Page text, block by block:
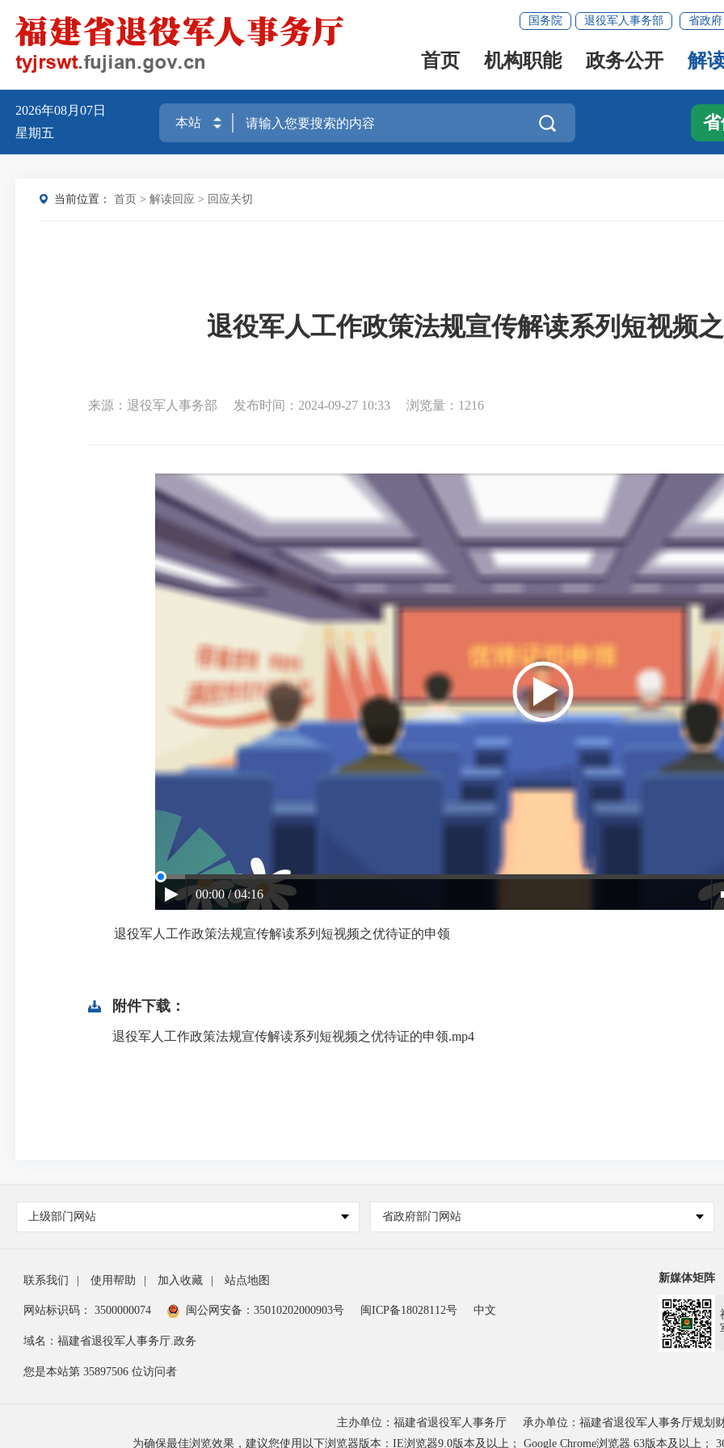
国务院 退役军人事务部 省政府
首页 机构职能 政务公开 解
2026年08月07日
星期五

当前位置： 首页 >解读回应 > 回应关切
退役军人工作政策法规宣传解读系列短视频
来源：退役军人事务部 发布时间：2024-09-27 10:33 浏览量： 1216
00:00 / 04:16
退役军人工作政策法规宣传解读系列短视频之优待证的申领
附件下载：
退役军人工作政策法规宣传解读系列短视频之优待证的申领.mp4
上级部门网站 省政府部门网站
联系我们 使用帮助 加入收藏 站点地图
网站标识码： 3500000074 闽公网安备：35010202000903号 闽ICP备18028112号 中文
域名：福建省退役军人事务厅.政务
您是本站第35897506 位访问者
新媒体矩阵
主办单位：福建省退役军人事务厅
承办单位：福建省退役军人事务厅规划
为确保最佳浏览效果，建议您使用以下浏览器版本：IE浏览器9.0版本及以上； Google Chrome浏览器 63版本及以上；